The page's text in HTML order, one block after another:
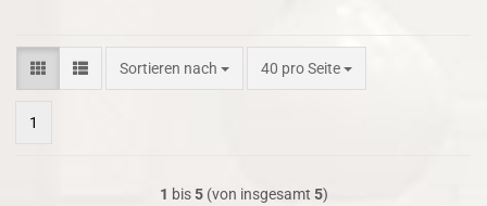
Sortieren nach
Sortieren nach 40 pro Seite
pro Seite
1
1 bis5(von insgesamt 5)